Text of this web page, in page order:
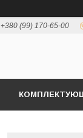
+380 (99) 170-65-00